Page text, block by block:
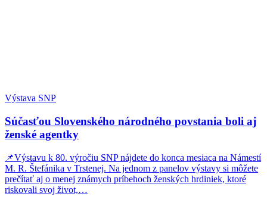
Výstava SNP
Súčasťou Slovenského národného povstania boli aj
ženské agentky
📌Výstavu k 80. výročiu SNP nájdete do konca mesiaca na Námestí
M. R. Štefánika v Trstenej. Na jednom z panelov výstavy si môžete
prečítať aj o menej známych príbehoch ženských hrdiniek, ktoré
riskovali svoj život,…